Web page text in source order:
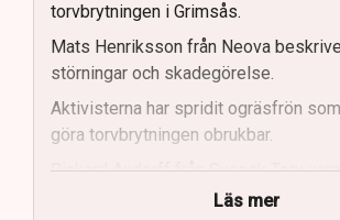
torvbrytningen i Grimsås.
Mats Henriksson från Neova
störningar och skadegörelse.
Aktivisterna har spridit ogräsfrön
göra torvbrytningen obrukbar.
Rickard Axdorff från Svensk Torv
stort ekonomiskt sabotage.
Läs mer